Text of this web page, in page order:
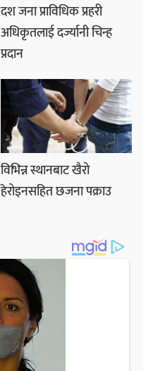
दश जना प्राविधिक प्रहरी
अधिकृतलाई दर्ज्यानी चिन्ह
प्रदान
विभिन्न स्थानबाट खैरो
हेरोइनसहित छजना पक्राउ